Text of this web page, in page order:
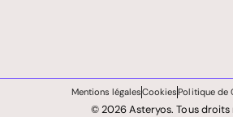
© 2026 Asteryos. Tous droits
Mentions légalesCookiesPolitique de